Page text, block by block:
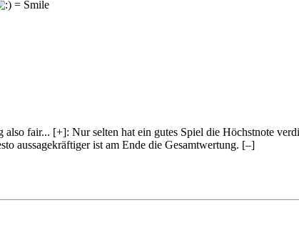
also fair... [+]: Nur selten hat ein gutes Spiel die Höchstnote
aussagekräftiger ist am Ende die Gesamtwertung. [–]